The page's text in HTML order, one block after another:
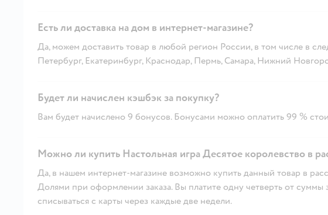
Есть ли доставка на дом в интернет-магазине?
Да, можем доставить товар в любой регион России, в том числе в
Петербург, Екатеринбург, Краснодар, Пермь, Самара, Нижний
Будет ли начислен кэшбэк за покупку?
Вам будет начислено 9 бонусов. Бонусами можно оплатить 99 %
Можно ли купить Настольная игра Десятое королевство в
Да, в нашем интернет-магазине возможно купить данный товар в
Долями при оформлении заказа. Вы платите одну четверть от суммы
списываться с карты через каждые две недели.